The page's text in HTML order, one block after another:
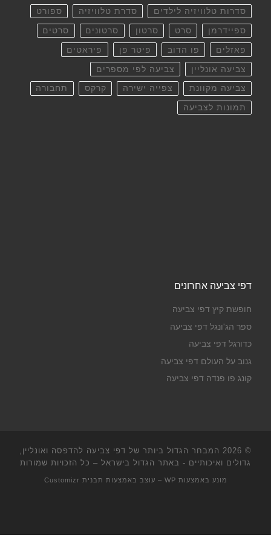
סדרות טלוויזיה לילדים סדרת טלוויזיה ספורט
ספיידרמן סרט סרטון סרטונים סרטים
פאזלים פו הדוב פיטר פן פיראטים
צביעה אונליין צביעה לפי מספרים
צביעה מקוונת צפייה ישירה קרקס תחבורה
תמונות לצביעה
דפי צביעה אחרונים
חופשת קיץ דפי צביעה
ספר הג'ונגל דפי צביעה
כדורגל דפי צביעה
גנוב על העולם דפי צביעה
קונג פו פנדה דפי צביעה
© 2026
המבחר הגדול ביותר של דפי צביעה להדפסה ואונליין,
גדולים ואיכותיים - באתר הגדול בישראל – כל הזכויות שמורות
מונע באמצעות WP – עוצב באמצעות תבנית Customizr